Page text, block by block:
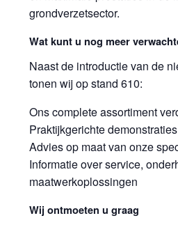
grondverzetsector.
Wat kunt u nog meer
Naast de introductie van de
tonen wij op stand 610:
Ons complete assortiment
Praktijkgerichte demonstraties
Advies op maat van onze
Informatie over service,
maatwerkoplossingen
Wij ontmoeten u graag